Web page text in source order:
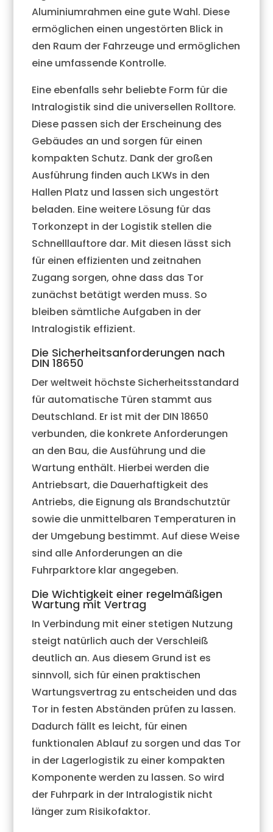
Aluminiumrahmen eine gute Wahl. Diese
ermöglichen einen ungestörten Blick in
den Raum der Fahrzeuge und ermöglichen
eine umfassende Kontrolle.
Eine ebenfalls sehr beliebte Form für die
Intralogistik sind die universellen Rolltore.
Diese passen sich der Erscheinung des
Gebäudes an und sorgen für einen
kompakten Schutz. Dank der großen
Ausführung finden auch LKWs in den
Hallen Platz und lassen sich ungestört
beladen. Eine weitere Lösung für das
Torkonzept in der Logistik stellen die
Schnelllauftore dar. Mit diesen lässt sich
für einen effizienten und zeitnahen
Zugang sorgen, ohne dass das Tor
zunächst betätigt werden muss. So
bleiben sämtliche Aufgaben in der
Intralogistik effizient.
Die Sicherheitsanforderungen nach
DIN 18650
Der weltweit höchste Sicherheitsstandard
für automatische Türen stammt aus
Deutschland. Er ist mit der DIN 18650
verbunden, die konkrete Anforderungen
an den Bau, die Ausführung und die
Wartung enthält. Hierbei werden die
Antriebsart, die Dauerhaftigkeit des
Antriebs, die Eignung als Brandschutztür
sowie die unmittelbaren Temperaturen in
der Umgebung bestimmt. Auf diese Weise
sind alle Anforderungen an die
Fuhrparktore klar angegeben.
Die Wichtigkeit einer regelmäßigen
Wartung mit Vertrag
In Verbindung mit einer stetigen Nutzung
steigt natürlich auch der Verschleiß
deutlich an. Aus diesem Grund ist es
sinnvoll, sich für einen praktischen
Wartungsvertrag zu entscheiden und das
Tor in festen Abständen prüfen zu lassen.
Dadurch fällt es leicht, für einen
funktionalen Ablauf zu sorgen und das Tor
in der Lagerlogistik zu einer kompakten
Komponente werden zu lassen. So wird
der Fuhrpark in der Intralogistik nicht
länger zum Risikofaktor.